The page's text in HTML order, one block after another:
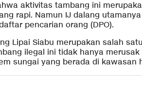
aktivitas tambang ini
rapi. Namun IJ dalang
pencarian orang (DPO).
Lipai Siabu merupakan salah
ilegal ini tidak hanya
sungai yang berada di kawasan